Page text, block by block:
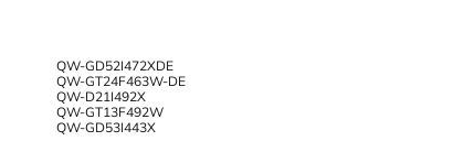
QW-GD52I472XDE
QW-GT24F463W-DE
QW-D21I492X
QW-GT13F492W
QW-GD53I443X